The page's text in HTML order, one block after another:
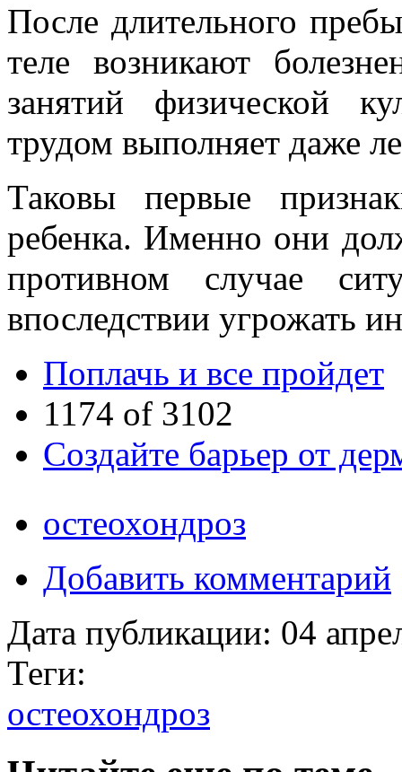
После длительного
теле возникают
занятий физической
трудом выполняет даже
Таковы первые
ребенка. Именно они
противном случае
впоследствии угрожать
Поплачь и все пройдет
1174 of 3102
Создайте барьер от
остеохондроз
Добавить комментарий
Дата публикации: 04
Теги:
остеохондроз